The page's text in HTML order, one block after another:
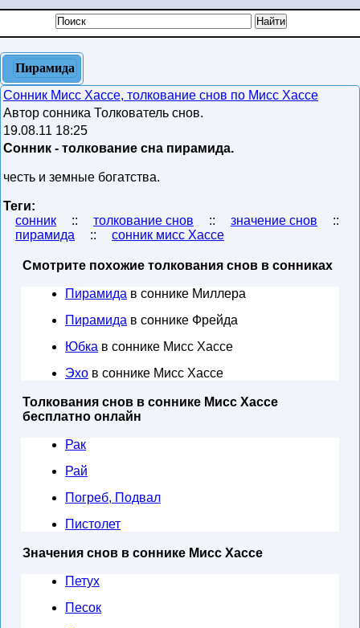
Пирамида
Сонник Мисс Хассе, толкование снов по Мисс Хассе
Автор сонника Толкователь снов.
19.08.11 18:25
Сонник - толкование сна пирамида.
честь и земные богатства.
Теги:
сонник
:: толкование снов :: значение снов
::
пирамида
:: сонник мисс Хассе
Смотрите похожие толкования снов в сонниках
Пирамида в соннике Миллера
Пирамида в соннике Фрейда
Юбка в соннике Мисс Хассе
Эхо в соннике Мисс Хассе
Толкования снов в соннике Мисс Хассе
бесплатно онлайн
Рак
Рай
Погреб, Подвал
Пистолет
Значения снов в соннике Мисс Хассе
Петух
Песок